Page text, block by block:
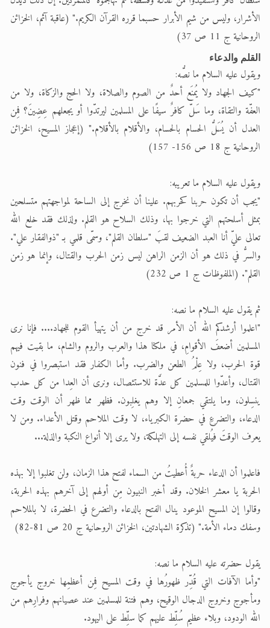
الأشرار، وليس من شيم الأبرار حسبما قرره القرآن الكريم." (عاقبة آثم، الخزائن
الروحانية ج 11 ص 37)
القلم والدعاء
ويقول عليه السلام ما نصُّه:
"كيف الجهاد ولا يُمنَع أحدٌ من الصوم والصلاة، ولا الحج والزكاة، ولا من
العفّة والتقاة، وما سَلّ كافرٌ سيفًا على المسلمين ليرتدّوا أو يجعلهم عِضِينَ؟ فمِن
العدل أن يُسَلُّ الحسام بالحسام، والأقلام بالأقلام." (إعجاز المسيح، الخزائن
الروحانية ج 18 ص 156- 157)
ويقول عليه السلام ما تعريبه:
"يجب أن تكون حربنا كحربهم. علينا أن نخرج إلى الساحة لمواجهتهم متسلحين
بمثل أسلحتهم التي خرجوا بها، وذلك السلاح هو القلم. ولذلك فقد خلع الله
تعالى عليّ أنا العبد الضعيف لقبَ "سلطان القلم"، وسمّى قلمي بـ "ذوالفقار علي".
والسرُّ في ذلك هو أن الزمن الراهن ليس زمن الحرب والقتال، وإنما هو زمن
القلم". (الملفوظات ج 1 ص 232)
ثم يقول عليه السلام ما نصه:
"اعلموا أرشدكم الله أن الأمر قد خرج من أن يتهيأ القوم للجهاد.... فإنا نرى
المسلمين أضعفَ الأقوامِ، في ملكنا هذا والعرب والروم والشام، ما بقيت فيهم
قوة الحرب، ولا عِلْمُ الطعن والضرب. وأما الكفار فقد استبصروا في فنون
القتال، وأعدّوا للمسلمين كل عدَّة للاستئصال، ونرى أن العِدا من كل حدب
ينسِلون، وما يلتقي جمعانِ إلا وهم يغلِبون. فظهر مما ظهر أن الوقت وقت
الدعاء، والتضرعِ في حضرة الكبرياء، لا وقت الملاحم وقتل الأعداء. ومن لا
يعرف الوقتَ فيُلقي نفسه إلى التهلكة، ولا يرى إلا أنواع النكبة والذلة...
فاعلموا أن الدعاء حربةٌ أُعطيتُ من السماء لفتح هذا الزمان، ولن تغلبوا إلا بهذه
الحربة يا معشر الخلان. وقد أخبر النبيون مِن أولهم إلى آخرهم بهذه الحربة،
وقالوا إن المسيح الموعود ينال الفتح بالدعاء والتضرع في الحضرة، لا بالملاحم
وسفك دماء الأمة." (تذكرة الشهادتين، الخزائن الروحانية ج 20 ص 81-82)
يقول حضرته عليه السلام ما نصه:
"وأما الآفات التي قُدِّر ظهورُها في وقت المسيح فمِن أعظمِها خروج يأجوج
ومأجوج وخروج الدجال الوقيح، وهم فتنة للمسلمين عند عصيانهم وفرارِهم من
الله الودود، وبلاء عظيم سُلِّط عليهم كما سلِّط على اليهود.